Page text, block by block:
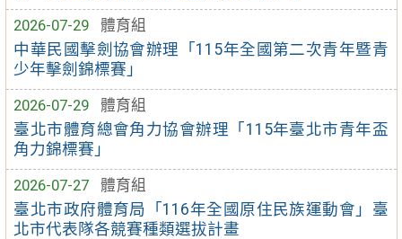
2026-07-29
體育組
中華民國擊劍協會辦理「115年全國第二次青年暨青
少年擊劍錦標賽」
2026-07-29
體育組
臺北市體育總會角力協會辦理「115年臺北市青年盃
角力錦標賽」
2026-07-27
體育組
臺北市政府體育局「116年全國原住民族運動會」臺
北市代表隊各競賽種類選拔計畫